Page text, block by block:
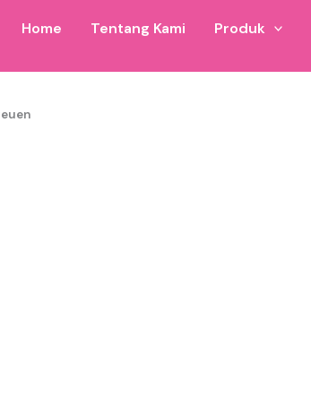
Home Tentang Kami Produk